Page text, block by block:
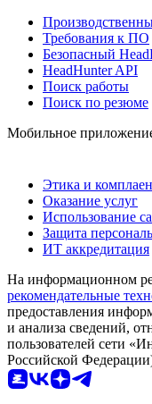
Требования к ПО
Безопасный
HeadHunter API
Поиск работы
Поиск по резюме
Мобильное
Этика и
Оказание услуг
Использование
Защита
ИТ аккредитация
На информационном
рекомендательные
предоставления
и анализа сведений,
пользователей сети
Российской